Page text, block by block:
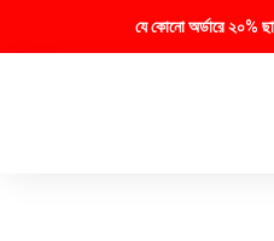
যে কোনো অর্ডারে ২০%